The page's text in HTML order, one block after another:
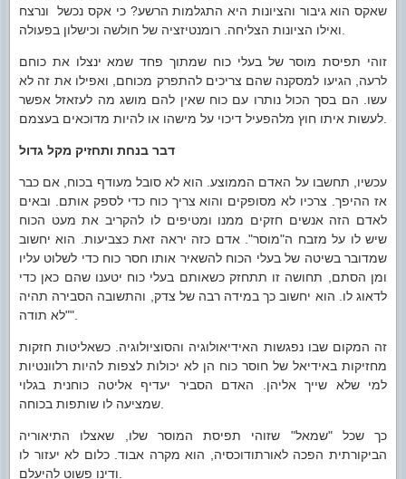
שאקס הוא גיבור והציונות היא התגלמות הרשע? כי אקס נכשל ונרצח
זוהי תפיסת מוסר של בעלי כוח שמתוך פחד שמא ינצלו את כוחם
לרעה, הגיעו למסקנה שהם צריכים להתפרק מכוחם, ואפילו את זה לא
עשו. הם בסך הכול נותרו עם כוח שאין להם מושג מה לעזאזל אפשר
דבר בנחת ותחזיק מקל גדול
עכשיו, תחשבו על האדם הממוצע. הוא לא סובל מעודף בכוח, אם כבר
אז ההיפך. צרכיו לא מסופקים והוא צריך כוח כדי לספק אותם. ובאים
לאדם הזה אנשים חזקים ממנו ומטיפים לו להקריב את מעט הכוח
שיש לו על מזבח ה"מוסר". אדם כזה יראה זאת כצביעות. הוא יחשוב
שמדובר בשיטה של בעלי הכוח להשאיר אותו חסר כוח כדי לשלוט עליו
ומן הסתם, תחושה זו תתחזק כשאותם בעלי כוח יטענו שהם כאן כדי
לדאוג לו. הוא יחשוב כך במידה רבה של צדק, והתשובה הסבירה תהיה
"לא תודה".
זה המקום שבו נפגשות האידיאולוגיה והסוציולוגיה. כשאליטות חזקות
מחזיקות באידיאל של חוסר כוח הן לא יכולות לצפות להיות רלוונטיות
למי שלא שייך אליהן. האדם הסביר יעדיף אליטה כוחנית בגלוי
כך שכל "שמאל" שזוהי תפיסת המוסר שלו, שאצלו התיאוריה
הביקורתית הפכה לאורתודוכסיה, הוא מקרה אבוד. כלום לא יעזור לו